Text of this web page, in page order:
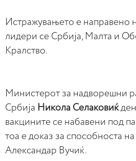
Истражувањето е направено
лидери се Србија, Малта и
Кралство.
Министерот за надворешни
Србија Никола Селаковиќ
вакцините се набавени под
тоа е доказ за способноста
Александар Вучиќ.